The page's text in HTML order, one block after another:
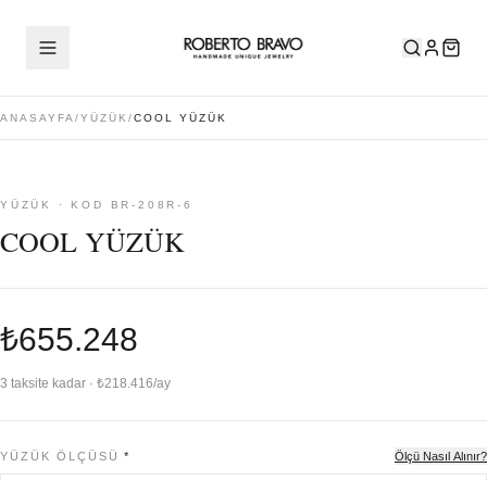
ANASAYFA /YÜZÜK /COOL YÜZÜK
YÜZÜK · KOD BR-208R-6
COOL YÜZÜK
₺655.248
3 taksite kadar · ₺218.416/ay
YÜZÜK ÖLÇÜSÜ * Ölçü Nasıl Alınır?